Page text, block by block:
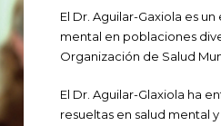
El Dr. Aguilar-Gaxiola es
mental en poblaciones
Organización de Salud
El Dr. Aguilar-Glaxiola ha
resueltas en salud mental